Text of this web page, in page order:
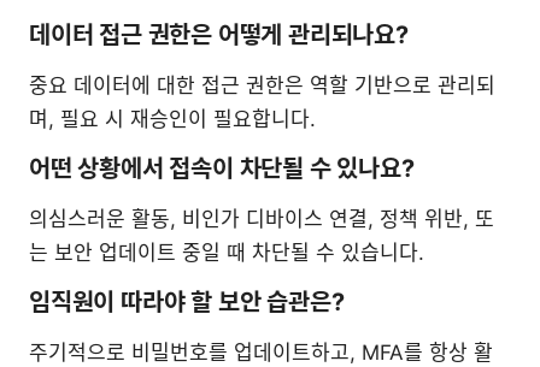
데이터 접근 권한은 어떻게 관리되나요?
중요 데이터에 대한 접근 권한은 역할 기반으로 관리되
며, 필요 시 재승인이 필요합니다.
어떤 상황에서 접속이 차단될 수 있나요?
의심스러운 활동, 비인가 디바이스 연결, 정책 위반, 또
는 보안 업데이트 중일 때 차단될 수 있습니다.
임직원이 따라야 할 보안 습관은?
주기적으로 비밀번호를 업데이트하고, MFA를 항상 활